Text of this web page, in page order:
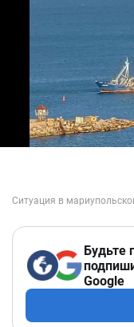
Будьте
Google